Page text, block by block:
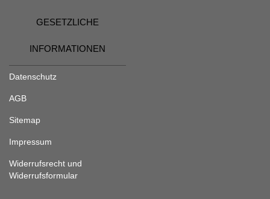
GESETZLICHE
INFORMATIONEN
Datenschutz
AGB
Sitemap
Impressum
Widerrufsrecht und
Widerrufsformular